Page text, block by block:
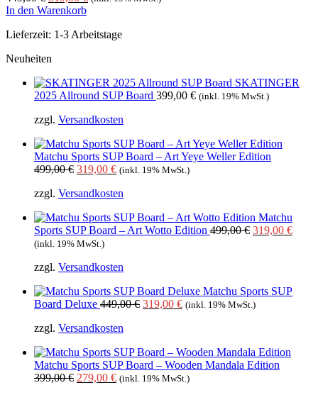
Preis
449,00 €319,00 €.
In den Warenkorb
Lieferzeit: 1-3 Arbeitstage
Neuheiten
SKATINGER
2025 Allround SUP Board 399,00 € (inkl. 19% MwSt.)
zzgl. Versandkosten
Matchu Sports SUP Board – Art Yeye Weller Edition
499,00€ Ursprünglicher
war:
319,00 €Aktueller
ist:
(inkl. 19% MwSt.)
zzgl. Versandkosten
Matchu
Sports SUP Board – Art Wotto Edition 499,00€ 319,00 €
(inkl. 19% MwSt.)
zzgl. Versandkosten
Matchu Sports SUP
Board Deluxe 449,00€ Ursprünglicher
319,00 €Aktueller
(inkl. 19% MwSt.)
zzgl. Versandkosten
Matchu Sports SUP Board – Wooden Mandala Edition
399,00€ Ursprünglicher
279,00 €Aktueller
(inkl. 19% MwSt.)